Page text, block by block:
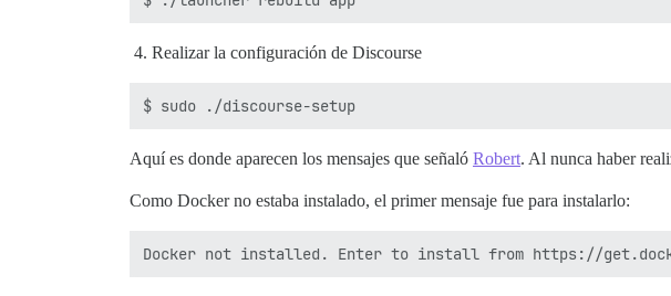
Realizar la configuración de Discourse
Aquí es donde aparecen los mensajes que señaló Robert. Al nunca haber
Como Docker no estaba instalado, el primer mensaje fue para instalarlo: